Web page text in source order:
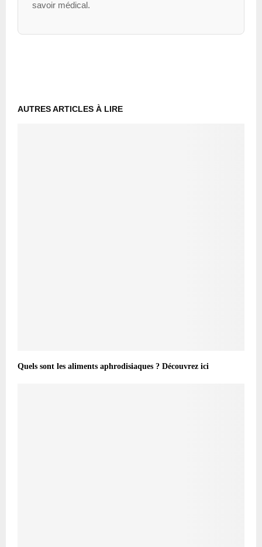
savoir médical.
AUTRES ARTICLES À LIRE
Quels sont les aliments aphrodisiaques ? Découvrez ici